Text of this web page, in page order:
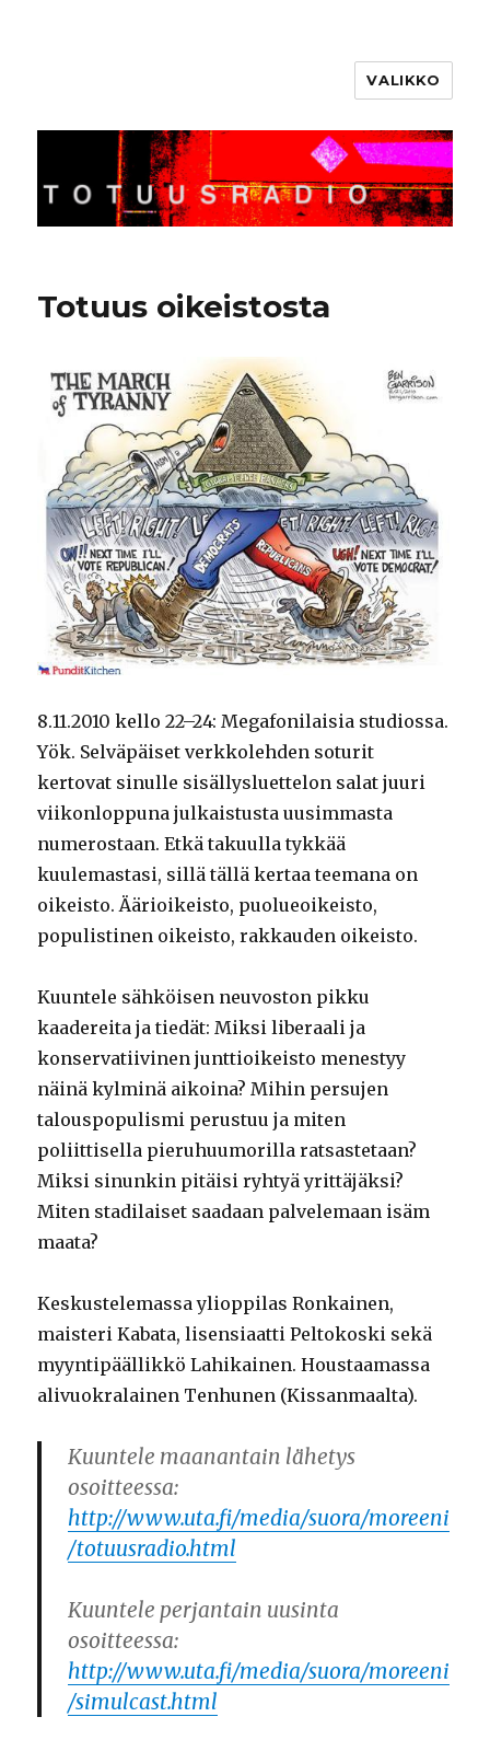
VALIKKO
Totuus oikeistosta
8.11.2010 kello 22–24: Megafonilaisia studiossa.
Yök. Selväpäiset verkkolehden soturit
kertovat sinulle sisällysluettelon salat juuri
viikonloppuna julkaistusta uusimmasta
numerostaan. Etkä takuulla tykkää
kuulemastasi, sillä tällä kertaa teemana on
oikeisto. Äärioikeisto, puolueoikeisto,
populistinen oikeisto, rakkauden oikeisto.
Kuuntele sähköisen neuvoston pikku
kaadereita ja tiedät: Miksi liberaali ja
konservatiivinen junttioikeisto menestyy
näinä kylminä aikoina? Mihin persujen
talouspopulismi perustuu ja miten
poliittisella pieruhuumorilla ratsastetaan?
Miksi sinunkin pitäisi ryhtyä yrittäjäksi?
Miten stadilaiset saadaan palvelemaan isäm
maata?
Keskustelemassa ylioppilas Ronkainen,
maisteri Kabata, lisensiaatti Peltokoski sekä
myyntipäällikkö Lahikainen. Houstaamassa
alivuokralainen Tenhunen (Kissanmaalta).
Kuuntele maanantain lähetys
osoitteessa:
http://www.uta.fi/media/suora/moreeni
/totuusradio.html
Kuuntele perjantain uusinta
osoitteessa:
http://www.uta.fi/media/suora/moreeni
/simulcast.html